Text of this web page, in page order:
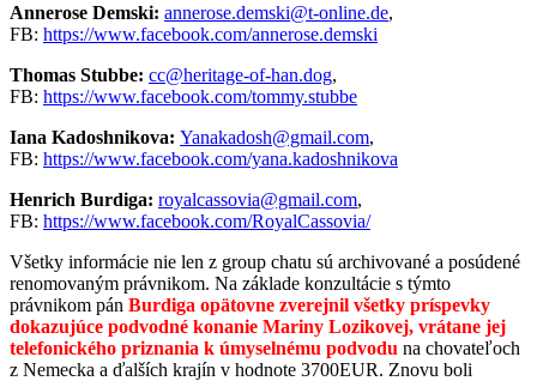
Annerose Demski: annerose.demski@t-online.de,
FB: https://www.facebook.com/annerose.demski
Thomas Stubbe: cc@heritage-of-han.dog,
FB: https://www.facebook.com/tommy.stubbe
Iana Kadoshnikova: Yanakadosh@gmail.com,
FB: https://www.facebook.com/yana.kadoshnikova
Henrich Burdiga: royalcassovia@gmail.com,
FB: https://www.facebook.com/RoyalCassovia/
Všetky informácie nie len z group chatu sú archivované a posúdené
renomovaným právnikom. Na základe konzultácie s týmto
právnikom pán Burdiga opätovne zverejnil všetky príspevky
dokazujúce podvodné konanie Mariny Lozikovej, vrátane jej
telefonického priznania k úmyselnému podvodu na chovateľoch
z Nemecka a ďalších krajín v hodnote 3700EUR. Znovu boli